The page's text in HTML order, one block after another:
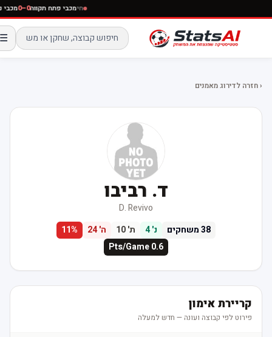
חימכבי פתח תקווה0–0 מכבי
☰
‹ חזרה לדירוג מאמנים
ד. רביבו
D. Revivo
38משחקים 4 ת'10 ה'24
11
0.6
Pts/Game
קריירת אימון
פירוט לפי קבוצה ועונה — חדש למעלה